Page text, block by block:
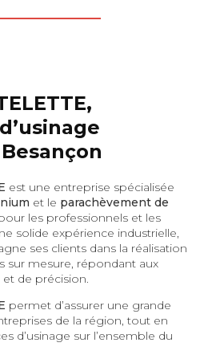
est une entreprise spécialisée
et le parachèvement de
les professionnels et les
solide expérience industrielle,
ses clients dans la réalisation
sur mesure, répondant aux
de précision.
permet d’assurer une grande
de la région, tout en
d’usinage sur l’ensemble du